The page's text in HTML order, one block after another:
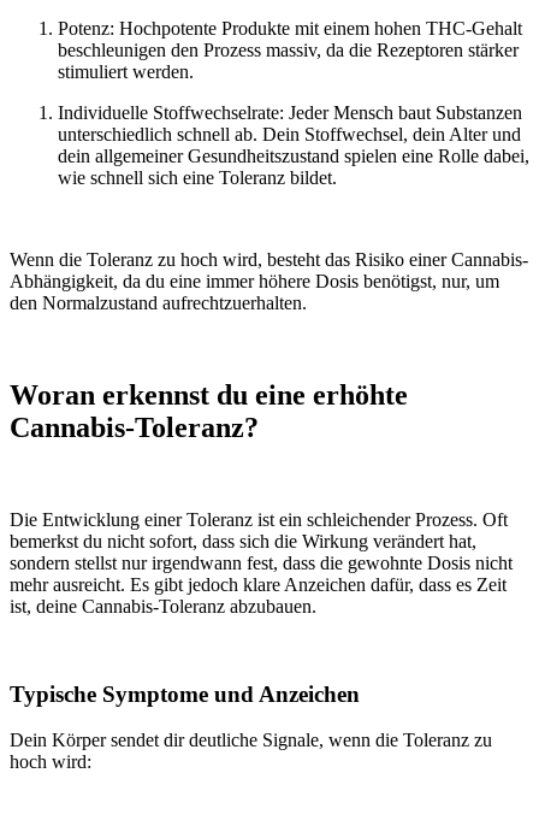
Potenz: Hochpotente Produkte mit einem hohen THC-Gehalt
beschleunigen den Prozess massiv, da die Rezeptoren stärker
stimuliert werden.
Individuelle Stoffwechselrate: Jeder Mensch baut Substanzen
unterschiedlich schnell ab. Dein Stoffwechsel, dein Alter und
dein allgemeiner Gesundheitszustand spielen eine Rolle dabei,
wie schnell sich eine Toleranz bildet.
Wenn die Toleranz zu hoch wird, besteht das Risiko einer Cannabis-
Abhängigkeit, da du eine immer höhere Dosis benötigst, nur, um
den Normalzustand aufrechtzuerhalten.
Woran erkennst du eine erhöhte
Cannabis-Toleranz?
Die Entwicklung einer Toleranz ist ein schleichender Prozess. Oft
bemerkst du nicht sofort, dass sich die Wirkung verändert hat,
sondern stellst nur irgendwann fest, dass die gewohnte Dosis nicht
mehr ausreicht. Es gibt jedoch klare Anzeichen dafür, dass es Zeit
ist, deine Cannabis-Toleranz abzubauen.
Typische Symptome und Anzeichen
Dein Körper sendet dir deutliche Signale, wenn die Toleranz zu
hoch wird: